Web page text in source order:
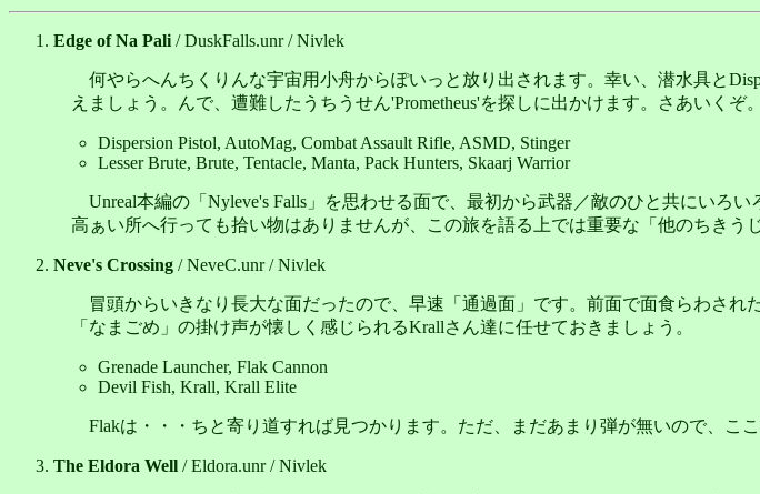
Edge of Na Pali / DuskFalls.unr / Nivlek
何やらへんちくりんな宇宙用小舟からぽいっと放り出されます。幸い、潜水具と
えましょう。んで、遭難したうちうせん'Prometheus'を探しに出かけます。さあいくぞ。
Dispersion Pistol, AutoMag, Combat Assault Rifle, ASMD, Stinger
Lesser Brute, Brute, Tentacle, Manta, Pack Hunters, Skaarj Warrior
Unreal本編の「Nyleve's Falls」を思わせる面で、最初から武器／敵のひと共にいろ
高ぁい所へ行っても拾い物はありませんが、この旅を語る上では重要な「他のちきう
Neve's Crossing / NeveC.unr / Nivlek
冒頭からいきなり長大な面だったので、早速「通過面」です。前面で面食らわされ
「なまごめ」の掛け声が懐しく感じられるKrallさん達に任せておきましょう。
Grenade Launcher, Flak Cannon
Devil Fish, Krall, Krall Elite
Flakは・・・ちと寄り道すれば見つかります。ただ、まだあまり弾が無いので、こ
The Eldora Well / Eldora.unr / Nivlek